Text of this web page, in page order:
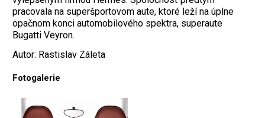
pracovala na superšportovom aute, ktoré leží na úplne
opačnom konci automobilového spektra, superaute
Bugatti Veyron.
Autor: Rastislav Záleta
Fotogalerie